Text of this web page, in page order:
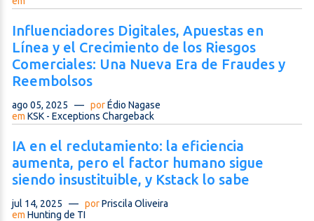
Influenciadores Digitales, Apuestas en
Línea y el Crecimiento de los Riesgos
Comerciales: Una Nueva Era de Fraudes y
Reembolsos
ago 05, 2025 — porÉdio Nagase
em KSK - Exceptions Chargeback
IA en el reclutamiento: la eficiencia
aumenta, pero el factor humano sigue
siendo insustituible, y Kstack lo sabe
jul 14, 2025 — porPriscila Oliveira
em Hunting de TI